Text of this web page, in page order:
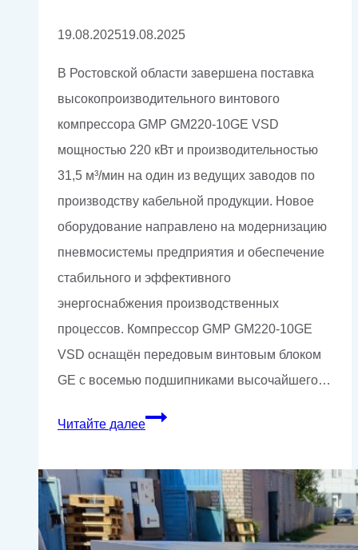
19.08.202519.08.2025
В Ростовской области завершена поставка
высокопроизводительного винтового
компрессора GMP GM220-10GE VSD
мощностью 220 кВт и производительностью
31,5 м³/мин на один из ведущих заводов по
производству кабельной продукции. Новое
оборудование направлено на модернизацию
пневмосистемы предприятия и обеспечение
стабильного и эффективного
энергоснабжения производственных
процессов. Компрессор GMP GM220-10GE
VSD оснащён передовым винтовым блоком
GE с восемью подшипниками высочайшего…
Читайте далееПоставка
винтового
компрессора
GMP
на